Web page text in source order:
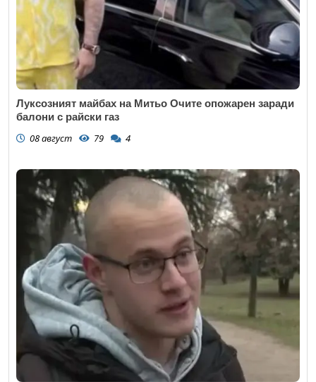
Луксозният майбах на Митьо Очите опожарен заради
балони с райски газ
08 август 79 4